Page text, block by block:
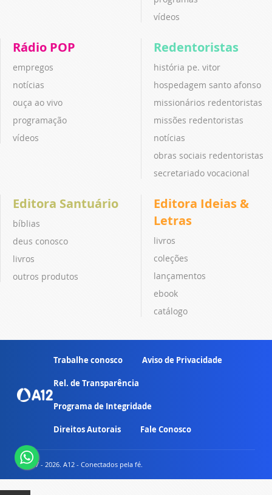
vídeos
Rádio POP
empregos
notícias
ouça ao vivo
programação
vídeos
Redentoristas
história pe. vitor
hospedagem santo afonso
missionários redentoristas
missões redentoristas
notícias
obras sociais redentoristas
secretariado vocacional
Editora Santuário
bíblias
deus conosco
livros
outros produtos
Editora Ideias &
Letras
livros
coleções
lançamentos
ebook
catálogo
Trabalhe conosco Aviso de Privacidade
Rel. de Transparência
Programa de Integridade
Direitos Autorais Fale Conosco
© 2007 - 2026. A12 - Conectados pela fé.